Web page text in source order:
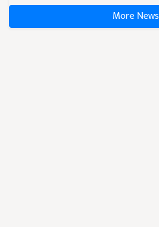
More News